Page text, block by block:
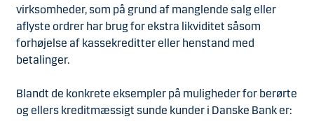
virksomheder, som på grund af manglende salg eller
aflyste ordrer har brug for ekstra likviditet såsom
forhøjelse af kassekreditter eller henstand med
betalinger.
Blandt de konkrete eksempler på muligheder for berørte
og ellers kreditmæssigt sunde kunder i Danske Bank er: